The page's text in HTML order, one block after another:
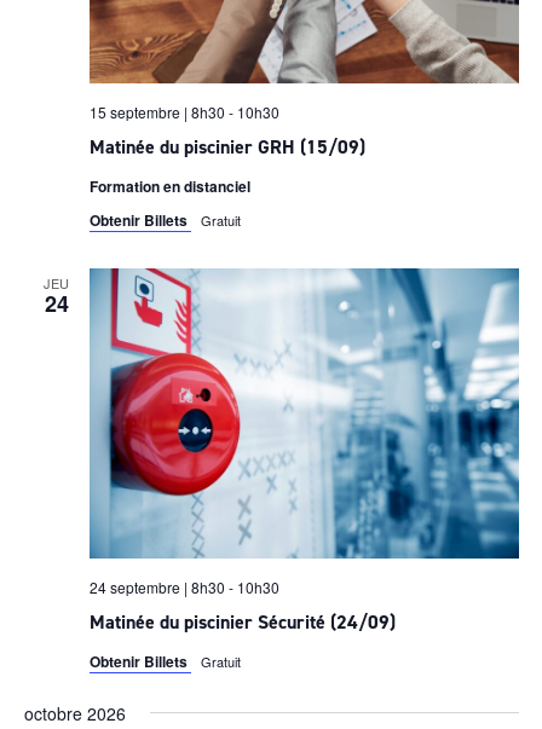
Matinée du piscinier GRH (15/09)
15 septembre | 8h30 - 10h30
Formation en distanciel
Obtenir Billets
Gratuit
JEU
24
Matinée du piscinier Sécurité (24/09)
24 septembre | 8h30 - 10h30
Obtenir Billets Gratuit
octobre 2026